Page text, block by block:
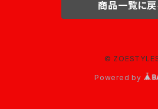
商品一覧に戻
©
Powered by